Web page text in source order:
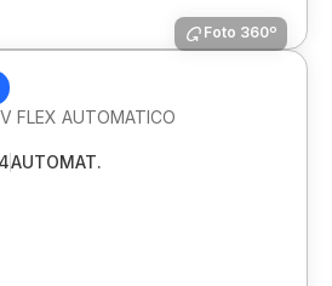
Foto 360º
FLEX AUTOMATICO
AUTOMAT.